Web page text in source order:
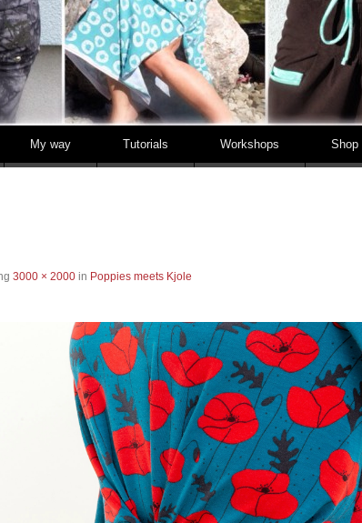
My way Tutorials Workshops Shop
3000 × 2000in Poppies meets Kjole